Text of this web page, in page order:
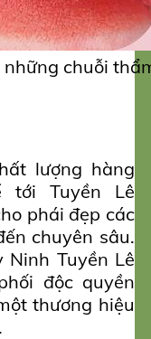
chuỗi
lượng hàng
tới Tuyền Lê
phái đẹp các
chuyên sâu.
Ninh Tuyền Lê
độc quyền
thương hiệu